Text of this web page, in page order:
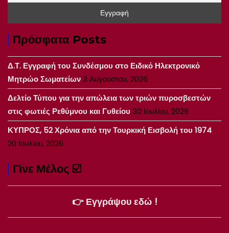
Πρόσφατα Posts
Δ.Τ. Εγγραφή του Συνδέσμου στο Ειδικό Ηλεκτρονικό
Μητρώο Σωματείων3 Αυγούστου, 2026
Δελτίο Τύπου για την απώλεια των τριών πυροσβεστών
στις φωτιές Ρεθύμνου και Γυθείου 30 Ιουλίου, 2026
ΚΥΠΡΟΣ, 52 Χρόνια από την Τουρκική Εισβολή του 1974
20 Ιουλίου, 2026
Γίνε Μέλος ☑️
👉 Εγγράψου εδώ !